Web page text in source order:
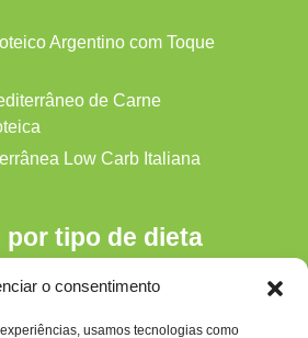
o consentimento
usamos tecnologias como
Argentino com Toque
de Carne
Low Carb Italiana
por tipo de dieta